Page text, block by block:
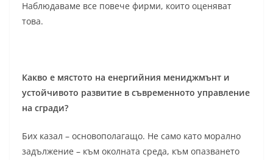
Наблюдаваме все повече фирми, които оценяват
това.
Какво е мястото на енергийния мениджмънт и
устойчивото развитие в съвременното управление
на сгради?
Бих казал – основополагащо. Не само като морално
задължение – към околната среда, към опазването